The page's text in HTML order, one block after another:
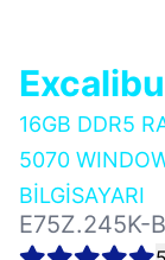
16GB DDR5
5070
BİLGİSAYARI
E75Z.245K-